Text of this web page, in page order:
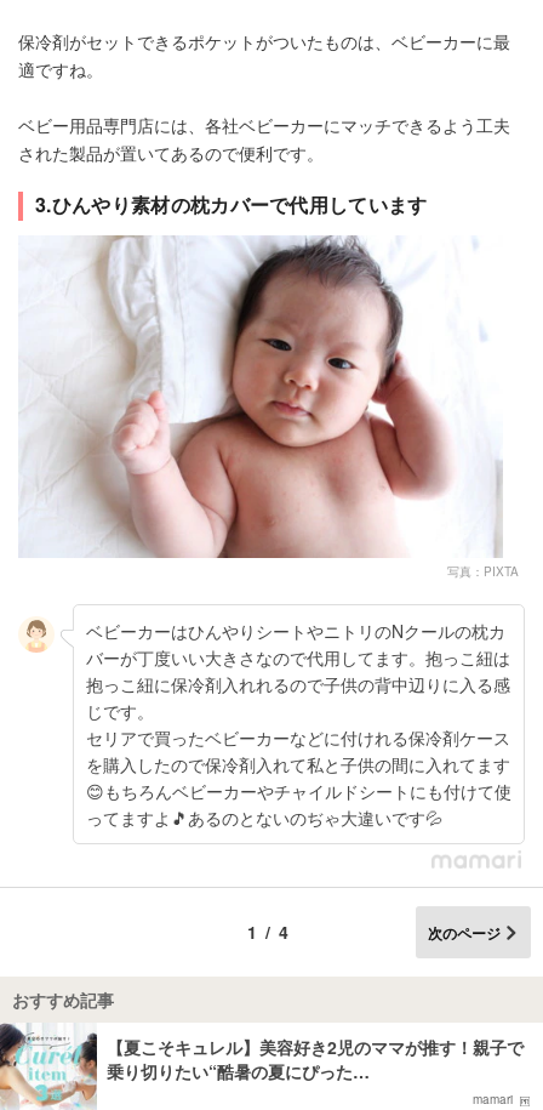
保冷剤がセットできるポケットがついたものは、ベビーカーに最
適ですね。
ベビー用品専門店には、各社ベビーカーにマッチできるよう工夫
された製品が置いてあるので便利です。
3.ひんやり素材の枕カバーで代用しています
写真：PIXTA
ベビーカーはひんやりシートやニトリのNクールの枕カ
バーが丁度いい大きさなので代用してます。抱っこ紐は
抱っこ紐に保冷剤入れれるので子供の背中辺りに入る感
じです。
セリアで買ったベビーカーなどに付けれる保冷剤ケース
を購入したので保冷剤入れて私と子供の間に入れてます
😊もちろんベビーカーやチャイルドシートにも付けて使
ってますよ🎵あるのとないのぢゃ大違いです💦
1/4 次のページ
おすすめ記事
【夏こそキュレル】美容好き2児のママが推す！親子で
乗り切りたい“酷暑の夏にぴった…
mamari